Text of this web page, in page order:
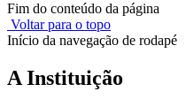
Fim do conteúdo da página
Voltar para o topo
Início da navegação de rodapé
A Instituição